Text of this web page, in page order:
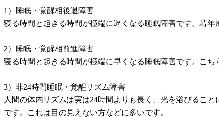
1）睡眠・覚醒相後退障害
寝る時間と起きる時間が極端に遅くなる睡眠障害です。若
2）睡眠・覚醒相前進障害
寝る時間と起きる時間が極端に早くなる睡眠障害です。こち
3）非24時間睡眠・覚醒リズム障害
人間の体内リズムは実は24時間よりも長く、光を浴びるこ
です。これは目の見えない方などに多いです。